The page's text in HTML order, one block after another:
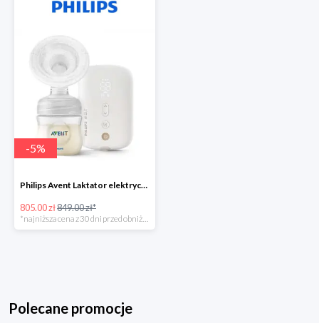
-5%
Philips Avent Laktator elektryczny
805.00 zł849.00 zł*
*najniższa cena z 30 dni przed obniżką
Polecane promocje